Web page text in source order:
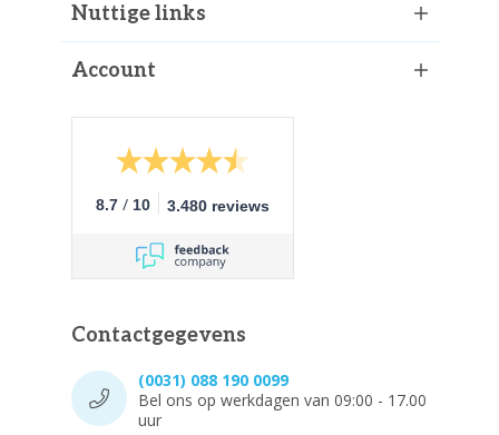
Nuttige links
Account
8.7 / 10 3.480 reviews
Contactgegevens
(0031) 088 190 0099
Bel ons op werkdagen van 09:00 - 17.00
uur